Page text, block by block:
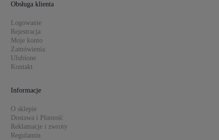
Obsługa klienta
Logowanie
Rejestracja
Moje konto
Zamówienia
Ulubione
Kontakt
Informacje
O sklepie
Dostawa i Płatność
Reklamacje i zwroty
Regulamin